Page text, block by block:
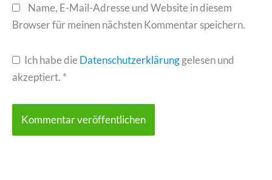
Name, E-Mail-Adresse und Website in diesem
Browser für meinen nächsten Kommentar speichern.
Ich habe dieDatenschutzerklärunggelesen und
akzeptiert. *